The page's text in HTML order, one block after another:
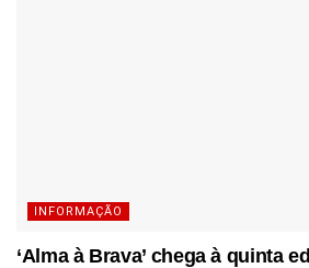
INFORMAÇÃO
‘Alma à Brava’ chega à quinta